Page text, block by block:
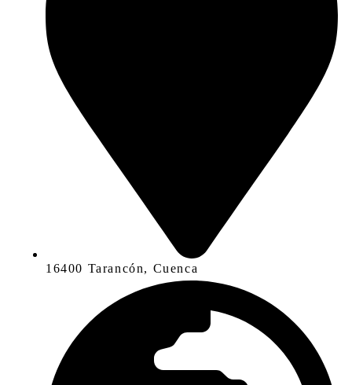
16400 Tarancón, Cuenca